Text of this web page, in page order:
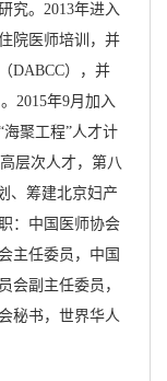
究。2013年进入
院医师培训，并
DABCC），并
2015年9月加入
聚工程”人才计
层次人才，第八
、筹建北京妇产
：中国医师协会
主任委员，中国
会副主任委员，
秘书，世界华人